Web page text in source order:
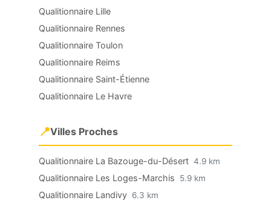
Qualitionnaire Lille
Qualitionnaire Rennes
Qualitionnaire Toulon
Qualitionnaire Reims
Qualitionnaire Saint-Étienne
Qualitionnaire Le Havre
📍Villes Proches
Qualitionnaire La Bazouge-du-Désert 4.9 km
Qualitionnaire Les Loges-Marchis 5.9 km
Qualitionnaire Landivy 6.3 km